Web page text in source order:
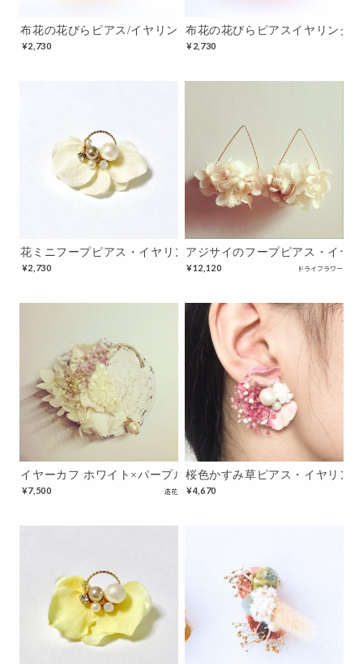
布花の花びらピアス/イヤリング（ホワイト）
¥2,730
布花の花びらピアスイヤリング
¥2,730
花ミニフープピアス・イヤリング ホワイト
¥2,730
アジサイのフープピアス・イヤ
¥12,120 ドライフラワー
イヤーカフ ホワイト×パープル
¥7,500 造花
桜色かすみ草ピアス・イヤリング
¥4,670